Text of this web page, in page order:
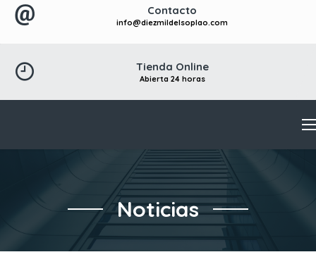
Contacto
info@diezmildelsoplao.com
Tienda Online
Abierta 24 horas
Noticias